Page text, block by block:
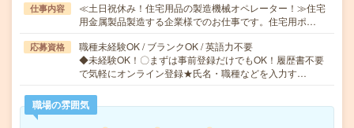
仕事内容
≪土日祝休み！住宅用品の製造機械オペレーター！≫住宅
用金属製品製造する企業様でのお仕事です。住宅用ポ…
応募資格
職種未経験OK / ブランクOK / 英語力不要
◆未経験OK！〇まずは事前登録だけでもOK！履歴書不要
で気軽にオンライン登録★氏名・職種などを入力す…
職場の雰囲気